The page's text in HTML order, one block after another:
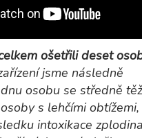
ošetřili deset
jsme následně
osobu se středně
s lehčími obtížemi,
intoxikace